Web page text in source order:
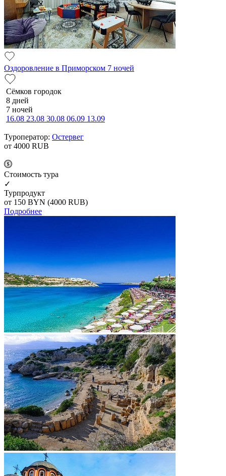
Оздоровление в Приморском 7 ночей
Сёмков городок
8 дней
7 ночей
16.08 23.08 30.08 06.09 13.09
Туроператор: Остервег
от 4000 RUB
Cтоимость тура
✓
Турпродукт
от 150 BYN (4000 RUB)
Подробнее